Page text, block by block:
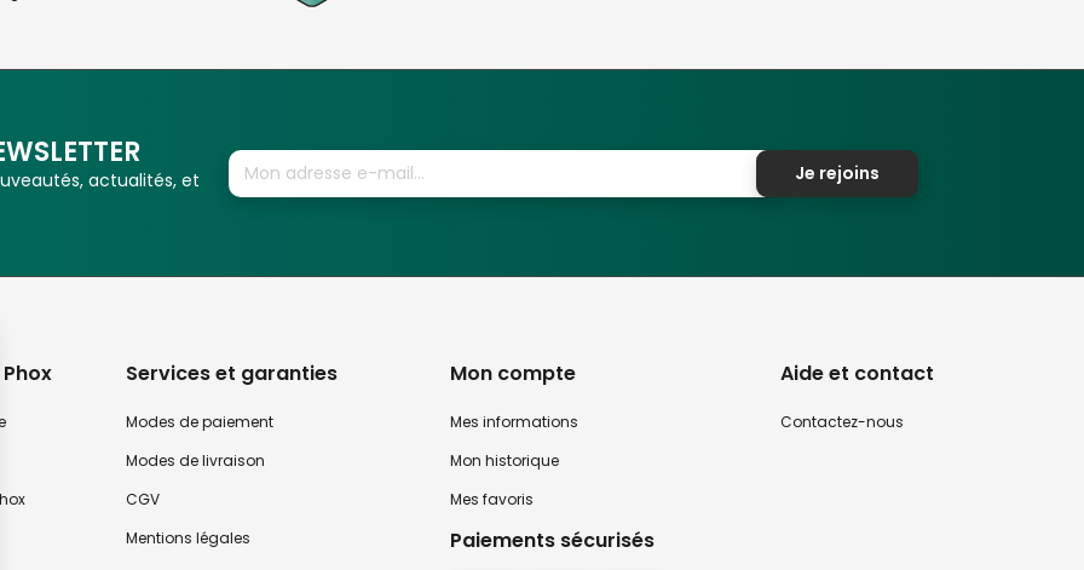
actualités, et Je rejoins
Services et garanties
Modes de paiement
Modes de livraison
CGV
Mentions légales
Mon compte
Mes informations
Mon historique
Mes favoris
Paiements sécurisés
Aide et contact
Contactez-nous